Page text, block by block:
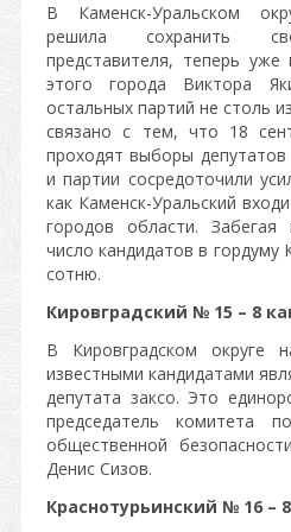
В Каменск-Уральском
решила сохранить
представителя, теперь уже
этого города Виктора
остальных партий не столь
связано с тем, что 18
проходят выборы
и партии сосредоточили
как Каменск-Уральский
городов области.
число кандидатов в гордуму
сотню.
Кировградский № 15 – 8
В Кировградском округе
известными кандидатами
депутата заксо. Это
председатель комитета
общественной
Денис Сизов.
Краснотурьинский № 16 –